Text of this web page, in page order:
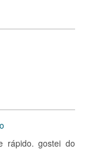
rápido. gostei do